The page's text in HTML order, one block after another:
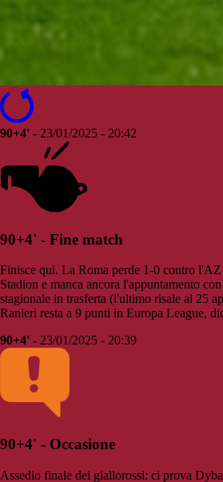
90+4' - 23/01/2025 - 20:42
90+4' - Fine match
Finisce qui. La Roma perde 1-0 contro
Stadion e manca ancora l'appuntamento
stagionale in trasferta (l'ultimo risale al 25
Ranieri resta a 9 punti in Europa League,
90+4' - 23/01/2025 - 20:39
90+4' - Occasione
Assedio finale dei giallorossi: ci prova